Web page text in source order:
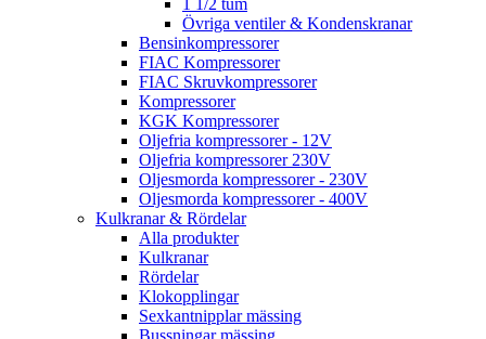
1 1/2 tum
Övriga ventiler & Kondenskranar
Bensinkompressorer
FIAC Kompressorer
FIAC Skruvkompressorer
Kompressorer
KGK Kompressorer
Oljefria kompressorer - 12V
Oljefria kompressorer 230V
Oljesmorda kompressorer - 230V
Oljesmorda kompressorer - 400V
Kulkranar & Rördelar
Alla produkter
Kulkranar
Rördelar
Klokopplingar
Sexkantnipplar mässing
Bussningar mässing